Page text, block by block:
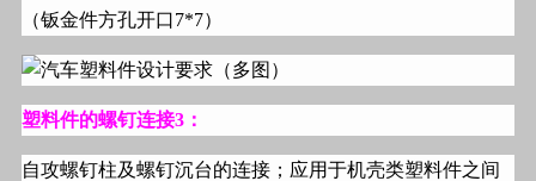
（钣金件方孔开口7*7）
塑料件的螺钉连接3 ：
自攻螺钉柱及螺钉沉台的连接；应用于机壳类塑料件之间